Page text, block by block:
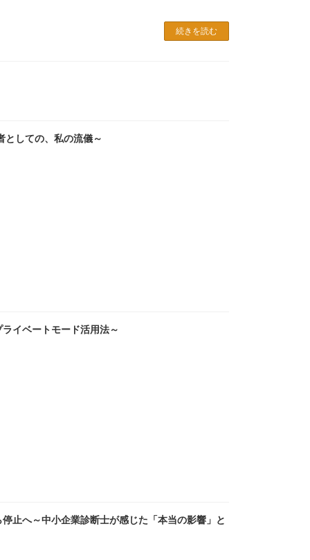
続きを読む
としての、私の流儀～
イベートモード活用法～
止へ～中小企業診断士が感じた「本当の影響」と